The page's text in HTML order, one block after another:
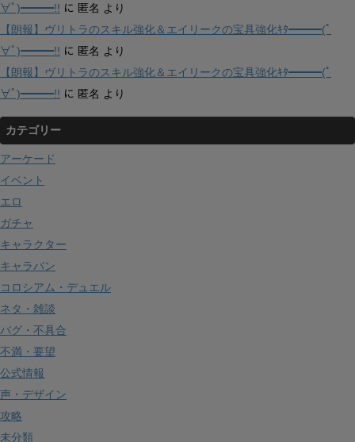
∀ﾟ)━━━!! に 匿名 より
【朗報】ヴリトラのスキル強化＆エイリークの宝具強化ｷﾀ━━━(ﾟ
∀ﾟ)━━━!! に 匿名 より
【朗報】ヴリトラのスキル強化＆エイリークの宝具強化ｷﾀ━━━(ﾟ
∀ﾟ)━━━!! に 匿名 より
カテゴリー
アーケード
イベント
エロ
ガチャ
キャラクター
キャラバン
コロシアム・デュエル
ネタ・雑談
バグ・不具合
不満・要望
公式情報
声・デザイン
攻略
未分類